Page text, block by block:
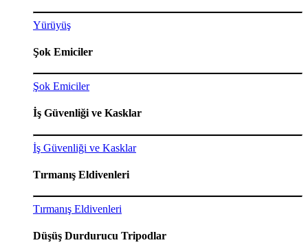
Yürüyüş
Şok Emiciler
Şok Emiciler
İş Güvenliği ve Kasklar
İş Güvenliği ve Kasklar
Tırmanış Eldivenleri
Tırmanış Eldivenleri
Düşüş Durdurucu Tripodlar